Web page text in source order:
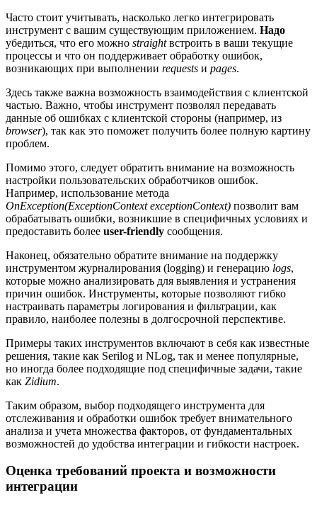
Часто стоит учитывать, насколько легко интегрировать
инструмент с вашим существующим приложением. Надо
убедиться, что его можно straightвстроить в ваши текущие
процессы и что он поддерживает обработку ошибок,
возникающих при выполнении requests и pages.
Здесь также важна возможность взаимодействия с клиентской
частью. Важно, чтобы инструмент позволял передавать
данные об ошибках с клиентской стороны (например, из
browser), так как это поможет получить более полную картину
проблем.
Помимо этого, следует обратить внимание на возможность
настройки пользовательских обработчиков ошибок.
Например, использование метода
OnException(ExceptionContext exceptionContext) позволит вам
обрабатывать ошибки, возникшие в специфичных условиях и
предоставить более user-friendly сообщения.
Наконец, обязательно обратите внимание на поддержку
инструментом журналирования (logging) и генерацию logs,
которые можно анализировать для выявления и устранения
причин ошибок. Инструменты, которые позволяют гибко
настраивать параметры логирования и фильтрации, как
правило, наиболее полезны в долгосрочной перспективе.
Примеры таких инструментов включают в себя как известные
решения, такие как Serilog и NLog, так и менее популярные,
но иногда более подходящие под специфичные задачи, такие
как Zidium.
Таким образом, выбор подходящего инструмента для
отслеживания и обработки ошибок требует внимательного
анализа и учета множества факторов, от фундаментальных
возможностей до удобства интеграции и гибкости настроек.
Оценка требований проекта и возможности
интеграции